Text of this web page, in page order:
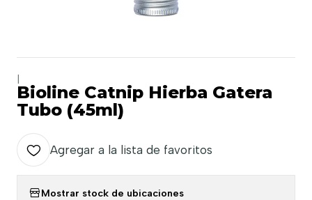
Bioline Catnip Hierba Gatera
Tubo (45ml)
Agregar a la lista de favoritos
Mostrar stock de ubicaciones